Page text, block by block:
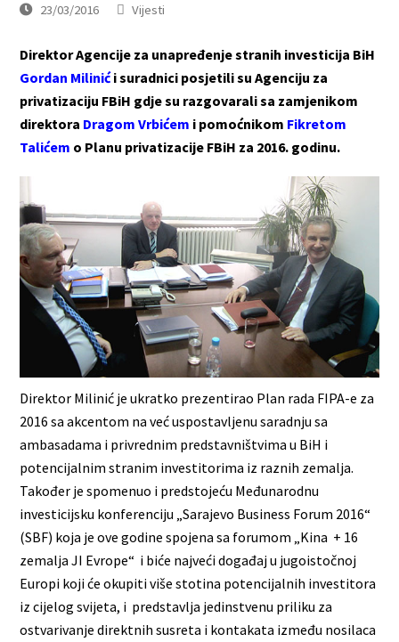
23/03/2016 Vijesti
Direktor Agencije za unapređenje stranih investicija BiH
Gordan Milinići suradnici posjetili su Agenciju za
privatizaciju FBiH gdje su razgovarali sa zamjenikom
direktora Dragom Vrbićem i pomoćnikom Fikretom
Talićem o Planu privatizacije FBiH za 2016. godinu.
Direktor Milinić je ukratko prezentirao Plan rada FIPA-e za
2016 sa akcentom na već uspostavljenu saradnju sa
ambasadama i privrednim predstavništvima u BiH i
potencijalnim stranim investitorima iz raznih zemalja.
Također je spomenuo i predstojeću Međunarodnu
investicijsku konferenciju „Sarajevo Business Forum 2016“
(SBF) koja je ove godine spojena sa forumom „Kina + 16
zemalja JI Evrope“ i biće najveći događaj u jugoistočnoj
Europi koji će okupiti više stotina potencijalnih investitora
iz cijelog svijeta, i predstavlja jedinstvenu priliku za
ostvarivanje direktnih susreta i kontakata između nosilaca